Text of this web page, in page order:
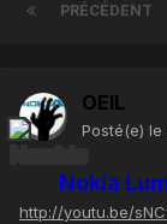
PRÉCÉDENT
OEIL
Posté(e) le
Nokia
http://youtu.be/